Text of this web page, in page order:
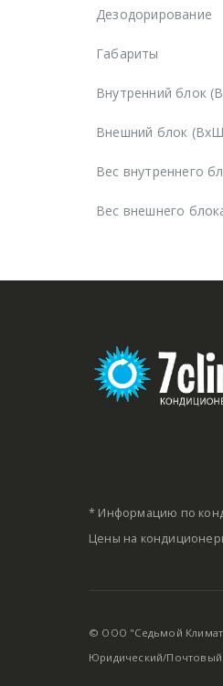
Дезодорирование
Габариты
Внутренний блок
Внешний блок
Вес внутреннего
Вес внешнего
* Информацию по
Цены на
© ООО "Седьмой Климат"
Юридический/Почтовый